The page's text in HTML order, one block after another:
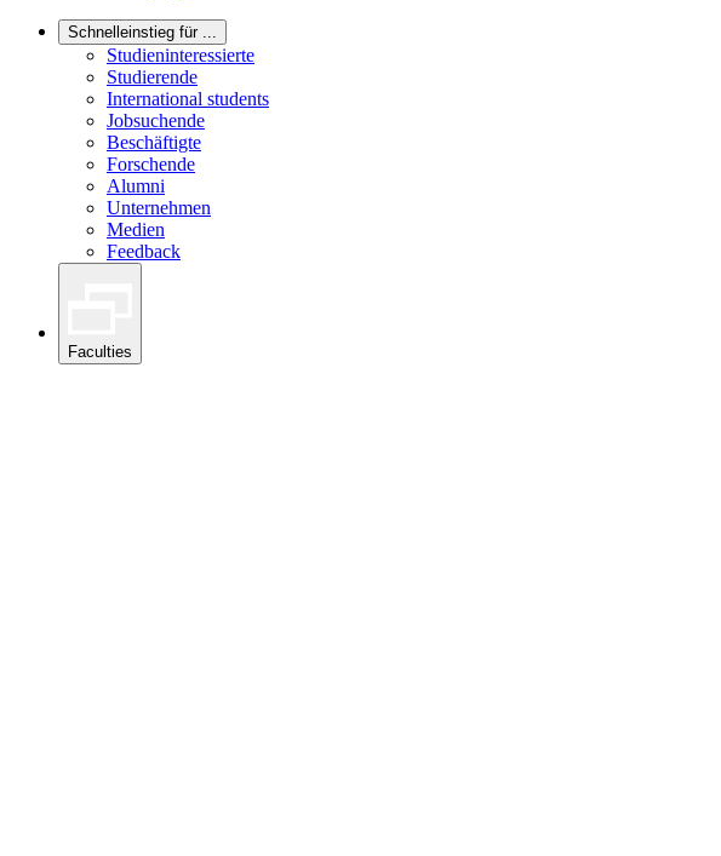
Schnelleinstieg für ...
Studieninteressierte
Studierende
International students
Jobsuchende
Beschäftigte
Forschende
Alumni
Unternehmen
Medien
Feedback
Faculties